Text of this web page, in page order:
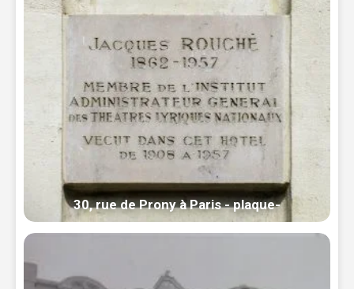
30, rue de Prony à Paris - plaque-